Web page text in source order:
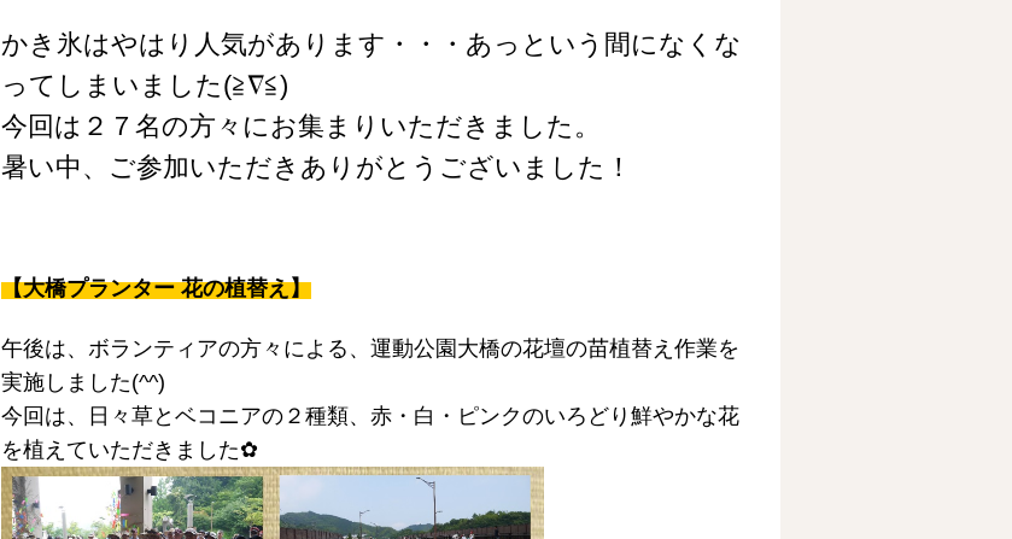
かき氷はやはり人気があります・・・あっという間になくな
ってしまいました(≧∇≦)
今回は２７名の方々にお集まりいただきました。
暑い中、ご参加いただきありがとうございました！
【大橋プランター 花の植替え】
午後は、ボランティアの方々による、運動公園大橋の花壇の苗植替え作業を
実施しました(^^)
今回は、日々草とベコニアの２種類、赤・白・ピンクのいろどり鮮やかな花
を植えていただきました✿